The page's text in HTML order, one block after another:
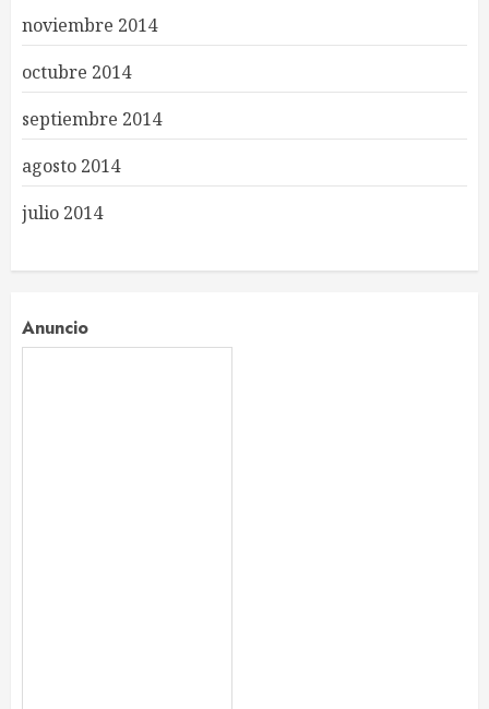
noviembre 2014
octubre 2014
septiembre 2014
agosto 2014
julio 2014
Anuncio